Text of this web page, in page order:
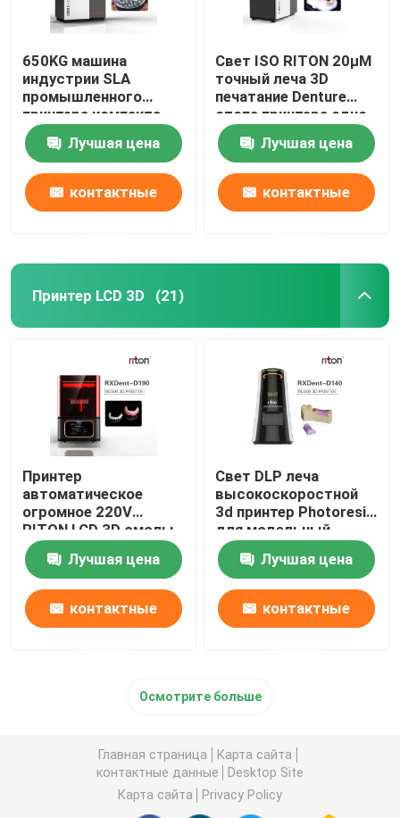
650KG машина
индустрии SLA
промышленного
принтера компакта
DLMS
3D зубоврачебная
Лучшая цена
контактные
Свет ISO RITON 20μM
точный леча 3D
печатание Denture
стопа принтера одно
Лучшая цена
контактные
Принтер LCD 3D (21)
Принтер
автоматическое
огромное 220V
RITON LCD 3D смолы
ISO 13485
промышленный
Лучшая цена
контактные
Свет DLP леча
высокоскоростной
3d принтер Photoresin
для модельный
делать
Лучшая цена
контактные
Осмотрите больше
Главная страница
Карта сайта
контактные данные
Desktop Site
Карта сайта
Privacy Policy